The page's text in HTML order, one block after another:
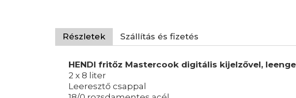
Részletek Szállítás és fizetés
HENDI fritőz Mastercook digitális kijelzővel,
2 x 8 liter
Leeresztő csappal